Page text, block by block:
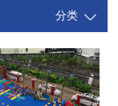
分类